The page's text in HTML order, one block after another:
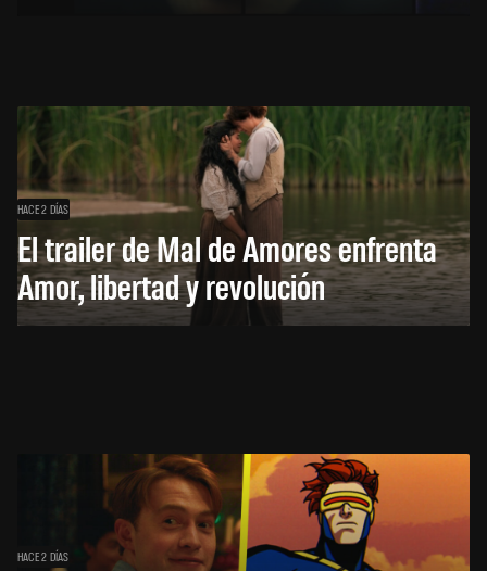
HACE 2 DÍAS
El trailer de Mal de Amores enfrenta
Amor, libertad y revolución
HACE 2 DÍAS